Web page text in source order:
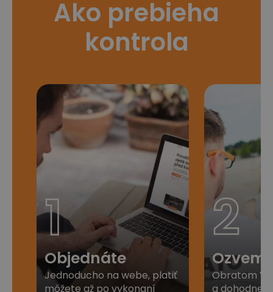
Ako prebieha
kontrola
1
Objednáte
Jednoducho na webe, platiť
môžete až po vykonaní
2
Obratom
a